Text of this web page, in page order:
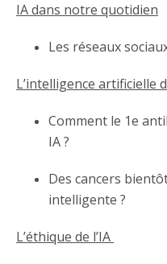
IA dans notre quotidien
Les réseaux
L’intelligence artificielle
Comment le 1e
IA ?
Des cancers
intelligente ?
L’éthique de l’IA